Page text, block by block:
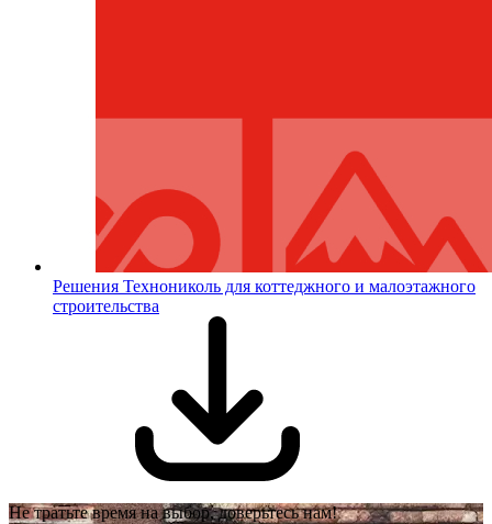
Решения Технониколь для коттеджного и малоэтажного
строительства
Не тратьте время на выбор, доверьтесь нам!